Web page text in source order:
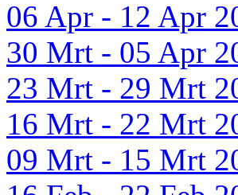
06 Apr - 12 Apr
30 Mrt - 05 Apr
23 Mrt - 29 Mrt
16 Mrt - 22 Mrt
09 Mrt - 15 Mrt